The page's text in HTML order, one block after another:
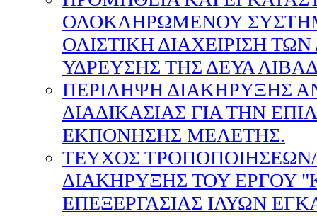
ΟΛΟΚΛΗΡΩΜΕΝΟΥ
ΟΛΙΣΤΙΚΗ ΔΙΑΧΕΙΡΙΣΗ
ΥΔΡΕΥΣΗΣ ΤΗΣ ΔΕΥΑ
ΠΕΡΙΛΗΨΗ ΔΙΑΚΗΡΥΞΗΣ
ΔΙΑΔΙΚΑΣΙΑΣ ΓΙΑ ΤΗΝ
ΕΚΠΟΝΗΣΗΣ ΜΕΛΕΤΗΣ.
ΤΕΥΧΟΣ
ΔΙΑΚΗΡΥΞΗΣ ΤΟΥ ΕΡΓΟΥ
ΕΠΕΞΕΡΓΑΣΙΑΣ ΙΛΥΩΝ